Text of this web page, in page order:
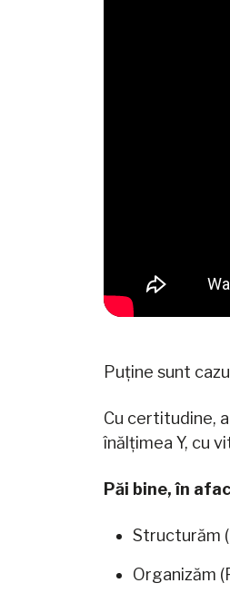
Puține sunt
Cu certitudine,
înălțimea Y, cu
Păi bine, în
Structurăm
Organizăm